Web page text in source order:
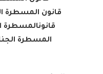
قانون المسطرة
قانونالمسطرة
المسطرة